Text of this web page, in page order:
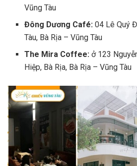
Vũng Tàu
Đông Dương Café: 04 Lê Quý
Tàu, Bà Rịa – Vũng Tàu
The Mira Coffee:ở 123
Hiệp, Bà Rịa, Bà Rịa – Vũng Tàu